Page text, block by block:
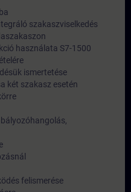
szakaszviselkedés
használata S7-1500
ismertetése
két szakasz esetén
felismerése